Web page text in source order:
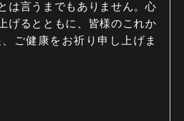
は言うまでもありません。心
げるとともに、皆様のこれか
ご健康をお祈り申し上げま